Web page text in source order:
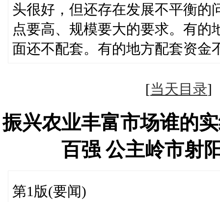
头很好，但还存在发展不平衡的
点要高、规模要大的要求。有
面还不配套。有的地方配套资金
[当天目录
振兴农业丰富市场谁的
百强 公主岭市射
第1版(要闻)